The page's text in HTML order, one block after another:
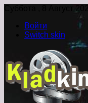
Суббота , 8 Август
Войти
Switch skin